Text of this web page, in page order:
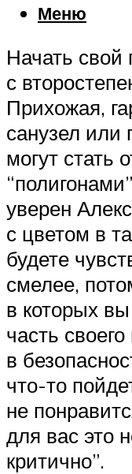
Меню
Начать свой
с
Прихожая,
санузел или
могут стать
уверен
с цветом в
будете
смелее,
в которых
часть
в
что-то
не
для вас это
критично”.